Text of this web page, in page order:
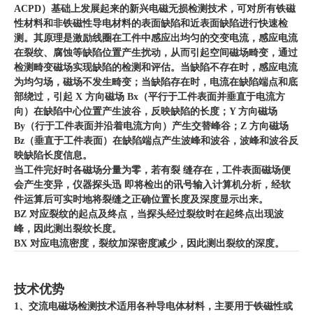
ACPD）基础上发展起来的新兴电磁无损检测技术，可对所有铁磁
性材料和非铁磁性导电材料的表面缺陷和近表面缺陷进行快速检
测。其原理是激励线圈在工件中感应出均匀的交变电流，感应电流
在裂纹、腐蚀等缺陷位置产生扰动，从而引起空间磁场畸变，通过
检测畸变磁场实现缺陷的检测和评估。当缺陷不存在时，感应电流
为均匀场，磁场不发生畸变；当缺陷存在时，电流在缺陷端点和底
部绕过，引起 X 方向磁场 Bx（平行于工件表面并垂直于电流方
向）在缺陷中心位置产生波谷，反映缺陷的长度；Y 方向磁场
By（行于工件表面并沿着电流方向）产生交替峰谷；Z 方向磁场
Bz（垂直于工件表面）在缺陷端点产生波峰和波谷，波峰和波谷反
映缺陷长度信息。
当工件完好时各磁场分量为零，若有裂 缝存在，工件表面磁场便
会产生变异，仪器探头迅 即将检出的讯号输入计算机分析，经软
件运算后可实时地将裂缝之正确位置长度及深度显示出来。
BZ 对应裂纹的起点及终点，当探头经过裂纹时在起终点出现波
峰，因此测出裂纹长度。
BX 对应电流密度，裂纹加深密度减少，因此测出裂纹的深度。
技术优势
1、交流电磁场检测技术适用各种导电体材料，主要用于铁磁性或